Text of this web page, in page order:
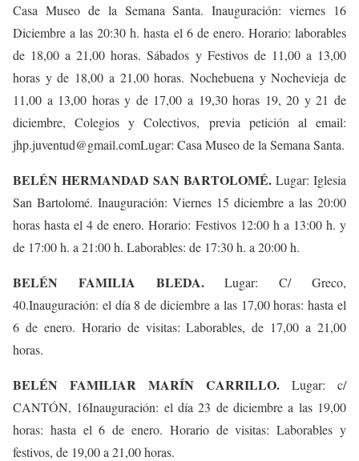
Casa Museo de la Semana Santa. Inauguración: viernes 16
Diciembre a las 20:30 h. hasta el 6 de enero. Horario: laborables
de 18,00 a 21,00 horas. Sábados y Festivos de 11,00 a 13,00
horas y de 18,00 a 21,00 horas. Nochebuena y Nochevieja de
11,00 a 13,00 horas y de 17,00 a 19,30 horas 19, 20 y 21 de
diciembre, Colegios y Colectivos, previa petición al email:
jhp.juventud@gmail.comLugar: Casa Museo de la Semana Santa.
BELÉN HERMANDAD SAN BARTOLOMÉ. Lugar: Iglesia
San Bartolomé. Inauguración: Viernes 15 diciembre a las 20:00
horas hasta el 4 de enero. Horario: Festivos 12:00 h a 13:00 h. y
de 17:00 h. a 21:00 h. Laborables: de 17:30 h. a 20:00 h.
BELÉN FAMILIA BLEDA.Lugar: C/ Greco,
40.Inauguración: el día 8 de diciembre a las 17,00 horas: hasta el
6 de enero. Horario de visitas: Laborables, de 17,00 a 21,00
horas.
BELÉN FAMILIAR MARÍN CARRILLO. Lugar: c/
CANTÓN, 16Inauguración: el día 23 de diciembre a las 19,00
horas: hasta el 6 de enero. Horario de visitas: Laborables y
festivos, de 19,00 a 21,00 horas.